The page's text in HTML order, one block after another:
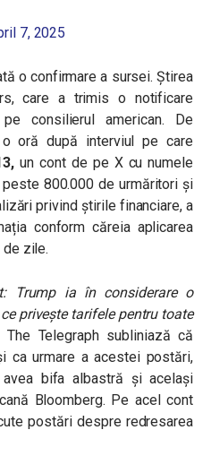
7, 2025
o confirmare a sursei. Știrea
care a trimis o notificare
consilierul american. De
o oră după interviul pe care
un cont de pe X cu numele
800.000 de urmăritori și
privind știrile financiare, a
conform căreia aplicarea
zile.
Trump ia în considerare o
privește tarifele pentru toate
The Telegraph subliniază că
ca urmare a acestei postări,
bifa albastră și același
Bloomberg. Pe acel cont
postări despre redresarea